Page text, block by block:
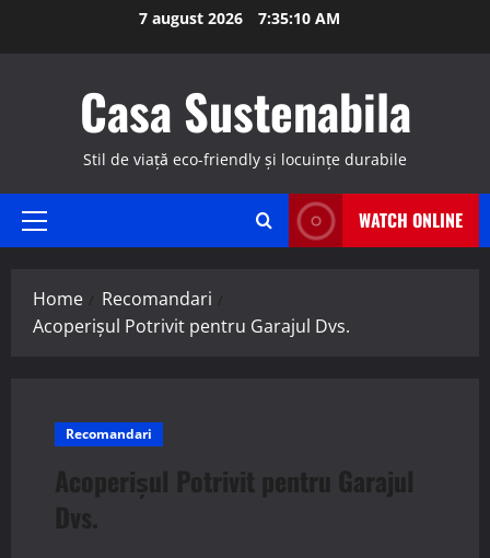
7 august 2026 7:35:11 AM
Casa Sustenabila
Stil de viață eco-friendly și locuințe durabile
Primary
WATCH ONLINE
Home
Recomandari
Acoperișul Potrivit pentru Garajul Dvs.
Recomandari
Acoperișul Potrivit pentru Garajul
Dvs.